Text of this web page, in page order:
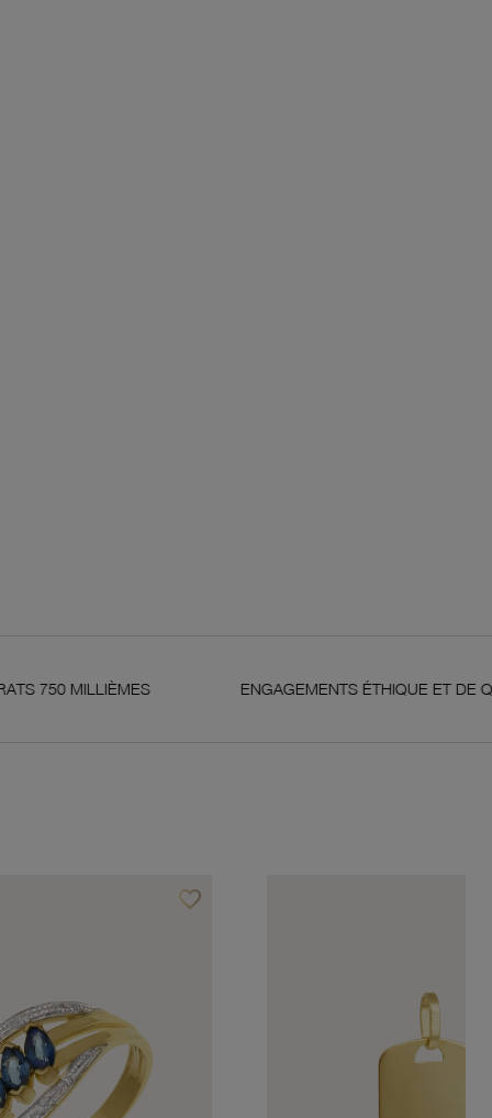
ENGAGEMENTS ÉTHIQUE ET DE QUALITÉ
favorite_borderAjouter à vos favoris